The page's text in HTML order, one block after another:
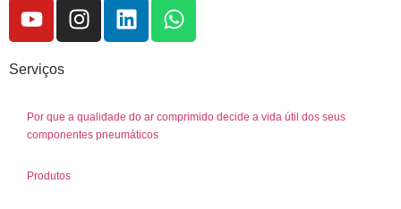
Serviços
Por que a qualidade do ar comprimido decide a vida útil dos seus
componentes pneumáticos
Produtos